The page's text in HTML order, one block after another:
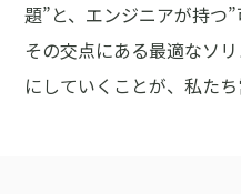
題”と、エンジニアが持つ”
その交点にある最適なソ
にしていくことが、私たち